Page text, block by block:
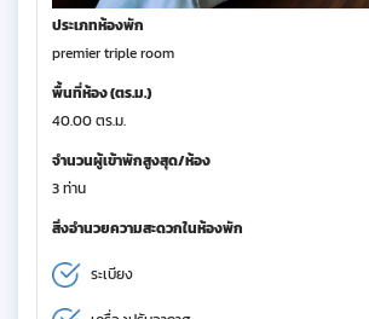
ประเภทห้องพัก
premier triple room
พื้นที่ห้อง (ตร.ม.)
40.00 ตร.ม.
จำนวนผู้เข้าพักสูงสุด/ห้อง
3 ท่าน
สิ่งอำนวยความสะดวกในห้องพัก
ระเบียง